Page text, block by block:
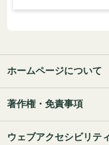
ホームページについて
著作権・免責事項
ウェブアクセシビリテ